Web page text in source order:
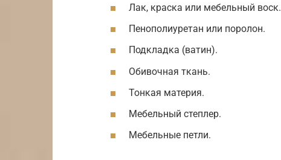
Лак, краска или мебельный воск.
Пенополиуретан или поролон.
Подкладка (ватин).
Обивочная ткань.
Тонкая материя.
Мебельный степлер.
Мебельные петли.